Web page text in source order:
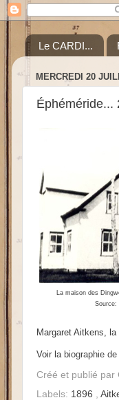
Le CARDI...
MERCREDI 20
Éphéméride...
La maison des
Source:
Margaret Aitkens,
Voir labiographie de
Créé et publié par
Labels: 1896